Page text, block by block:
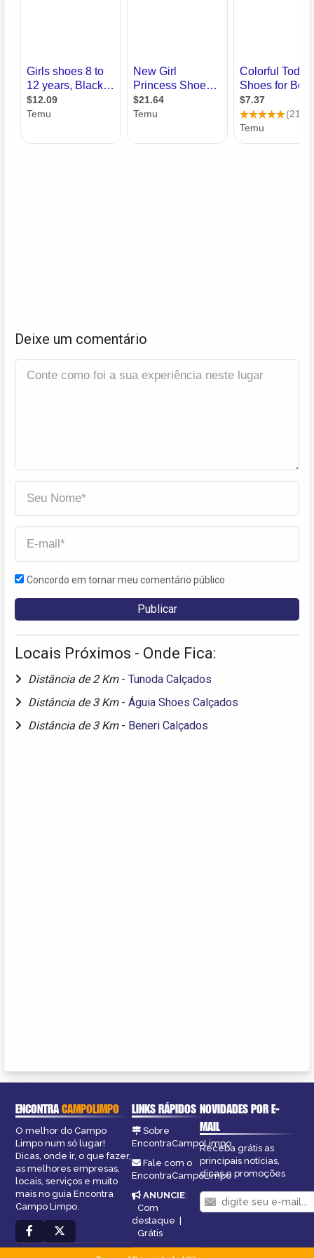
Deixe um comentário
Concordo em tornar meu comentário público
Locais Próximos - Onde Fica:
Distância de 2 Km - Tunoda Calçados
Distância de 3 Km - Águia Shoes Calçados
Distância de 3 Km - Beneri Calçados
ENCONTRACAMPOLIMPO
O melhor do Campo
Limpo num só lugar!
Dicas, onde ir, o que fazer,
as melhores empresas,
locais, serviços e muito
mais no guia Encontra
Campo Limpo.
LINKS RÁPIDOS
Sobre
EncontraCampoLimpo
Fale com o
EncontraCampoLimpo
ANUNCIE:
Com
destaque
Grátis
NOVIDADES POR E-
MAIL
Receba grátis as
principais notícias,
dicas e promoções